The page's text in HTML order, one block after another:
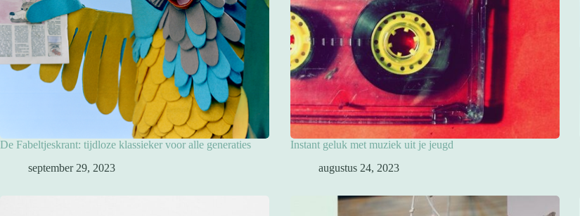
De Fabeltjeskrant: tijdloze klassieker voor alle generaties
september 29, 2023
Instant geluk met muziek uit je jeugd
augustus 24, 2023